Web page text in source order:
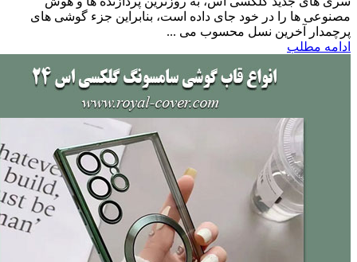
را در خود جای داده است، بنابراین جزء گوشی های
آخرین نسل محسوب می ...